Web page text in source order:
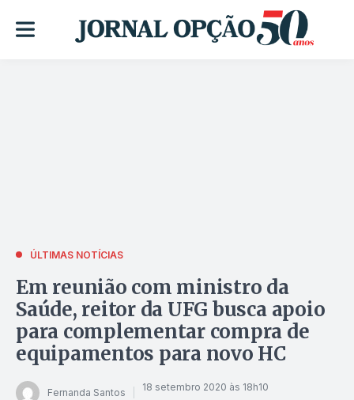
ÚLTIMAS NOTÍCIAS
Em reunião com ministro da
Saúde, reitor da UFG busca apoio
para complementar compra de
equipamentos para novo HC
Fernanda Santos 18 setembro 2020 às 18h10